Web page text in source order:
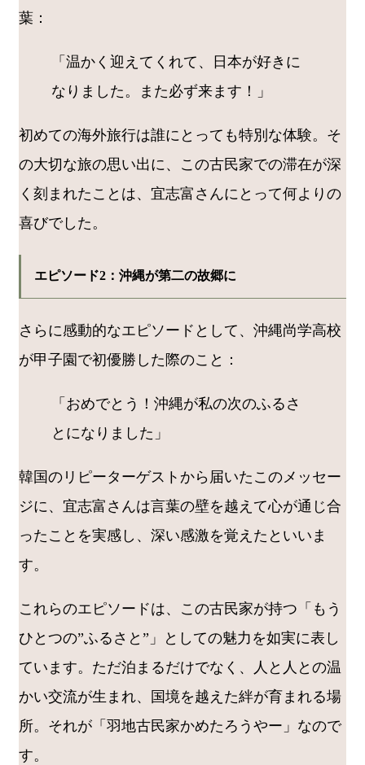
葉：
「温かく迎えてくれて、日本が好きに
なりました。また必ず来ます！」
初めての海外旅行は誰にとっても特別な体験。そ
の大切な旅の思い出に、この古民家での滞在が深
く刻まれたことは、宜志富さんにとって何よりの
喜びでした。
エピソード2：沖縄が第二の故郷に
さらに感動的なエピソードとして、沖縄尚学高校
が甲子園で初優勝した際のこと：
「おめでとう！沖縄が私の次のふるさ
とになりました」
韓国のリピーターゲストから届いたこのメッセー
ジに、宜志富さんは言葉の壁を越えて心が通じ合
ったことを実感し、深い感激を覚えたといいま
す。
これらのエピソードは、この古民家が持つ「もう
ひとつの”ふるさと”」としての魅力を如実に表し
ています。ただ泊まるだけでなく、人と人との温
かい交流が生まれ、国境を越えた絆が育まれる場
所。それが「羽地古民家かめたろうやー」なので
す。